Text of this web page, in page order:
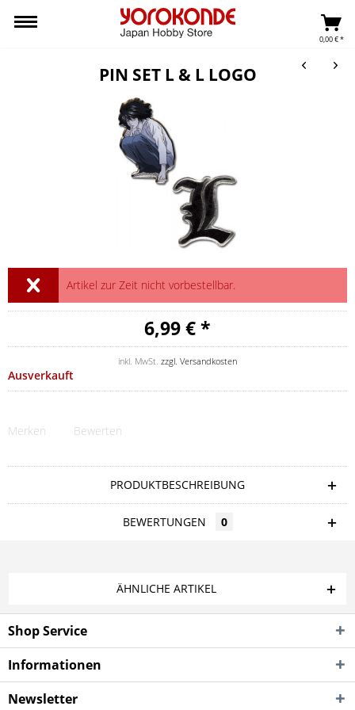
0,00 € *
PIN SET L & L LOGO
Artikel zur Zeit nicht vorbestellbar.
6,99 € *
inkl. MwSt. zzgl. Versandkosten
Ausverkauft
Merken Bewerten
PRODUKTBESCHREIBUNG
BEWERTUNGEN 0
ÄHNLICHE ARTIKEL
Shop Service
Informationen
Newsletter